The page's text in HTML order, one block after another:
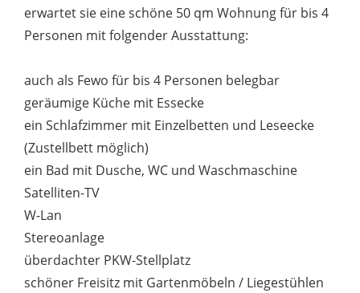
erwartet sie eine schöne 50 qm Wohnung für bis 4
Personen mit folgender Ausstattung:
auch als Fewo für bis 4 Personen belegbar
geräumige Küche mit Essecke
ein Schlafzimmer mit Einzelbetten und Leseecke
(Zustellbett möglich)
ein Bad mit Dusche, WC und Waschmaschine
Satelliten-TV
W-Lan
Stereoanlage
überdachter PKW-Stellplatz
schöner Freisitz mit Gartenmöbeln / Liegestühlen